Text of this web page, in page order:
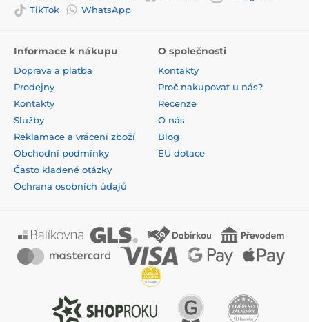
TikTok
WhatsApp
Informace k nákupu
Doprava a platba
Prodejny
Kontakty
Služby
Reklamace a vrácení zboží
Obchodní podmínky
Často kladené otázky
Ochrana osobních údajů
O společnosti
Kontakty
Proč nakupovat u nás?
Recenze
O nás
Blog
EU dotace